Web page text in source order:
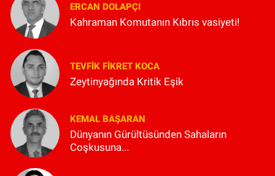
ERCAN DOLAPÇI
Kahraman Komutanın Kıbrıs vasiyeti!
TEVFIK FIKRET KOCA
Zeytinyağında Kritik Eşik
KEMAL BAŞARAN
Dünyanın Gürültüsünden Sahaların
Coşkusuna...